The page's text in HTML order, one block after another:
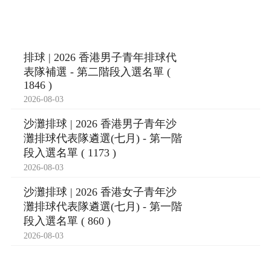
排球 | 2026 香港男子青年排球代
表隊補選 - 第二階段入選名單 (
1846 )
2026-08-03
沙灘排球 | 2026 香港男子青年沙
灘排球代表隊遴選(七月) - 第一階
段入選名單 ( 1173 )
2026-08-03
沙灘排球 | 2026 香港女子青年沙
灘排球代表隊遴選(七月) - 第一階
段入選名單 ( 860 )
2026-08-03